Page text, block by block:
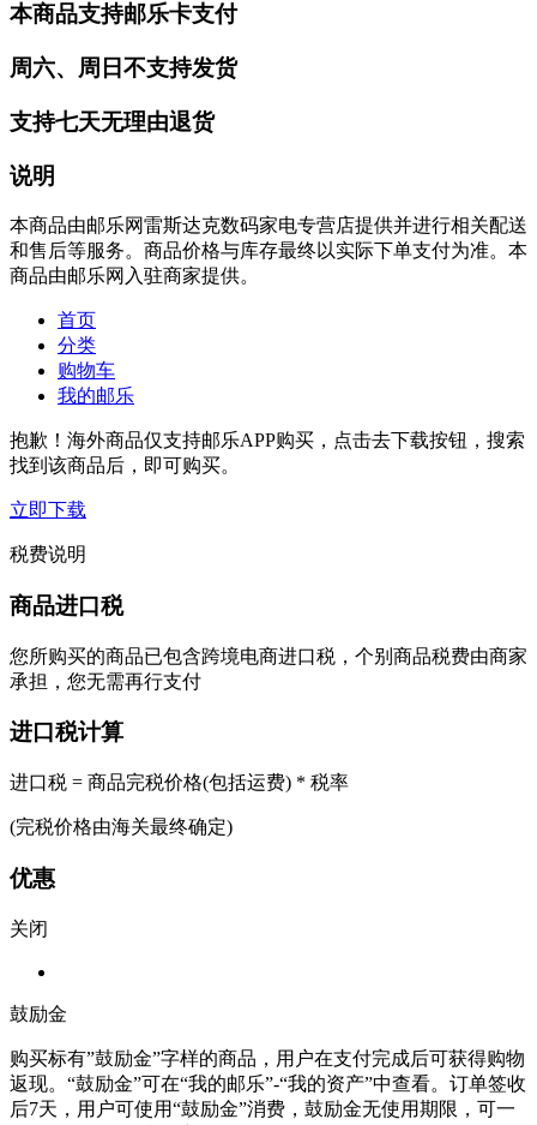
本商品支持邮乐卡支付
周六、周日不支持发货
支持七天无理由退货
说明
本商品由邮乐网雷斯达克数码家电专营店提供并进行相关配送
和售后等服务。商品价格与库存最终以实际下单支付为准。本
商品由邮乐网入驻商家提供。
首页
分类
购物车
我的邮乐
抱歉！海外商品仅支持邮乐APP购买，点击去下载按钮，搜索
找到该商品后，即可购买。
立即下载
税费说明
商品进口税
您所购买的商品已包含跨境电商进口税，个别商品税费由商家
承担，您无需再行支付
进口税计算
进口税 = 商品完税价格(包括运费) * 税率
(完税价格由海关最终确定)
优惠
关闭
鼓励金
购买标有”鼓励金”字样的商品，用户在支付完成后可获得购物
返现。“鼓励金”可在“我的邮乐”-“我的资产”中查看。订单签收
后7天，用户可使用“鼓励金”消费，鼓励金无使用期限，可一